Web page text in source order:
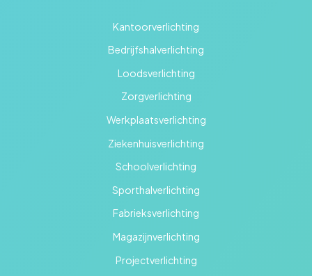
Kantoorverlichting
Bedrijfshalverlichting
Loodsverlichting
Zorgverlichting
Werkplaatsverlichting
Ziekenhuisverlichting
Schoolverlichting
Sporthalverlichting
Fabrieksverlichting
Magazijnverlichting
Projectverlichting